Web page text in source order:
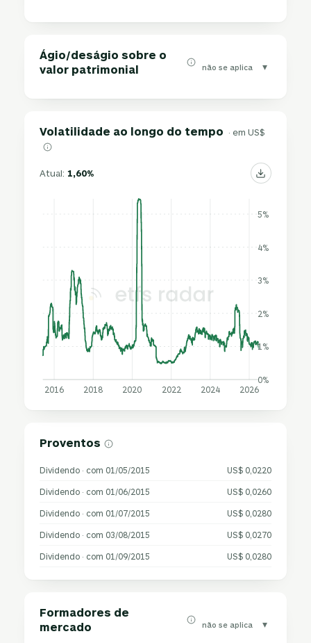
Ágio/deságio sobre o
valor patrimonial
não se aplica ▾
Volatilidade ao longo do tempo · em US$
Atual:1,60%
0%
1%
2%
3%
4%
5%
2016 2018 2020 2022 2024 2026
Proventos
Dividendo · com 01/05/2015 US$ 0,0220
Dividendo · com 01/06/2015 US$ 0,0260
Dividendo · com 01/07/2015 US$ 0,0280
Dividendo · com 03/08/2015 US$ 0,0270
Dividendo · com 01/09/2015 US$ 0,0280
Formadores de
mercado
não se aplica ▾